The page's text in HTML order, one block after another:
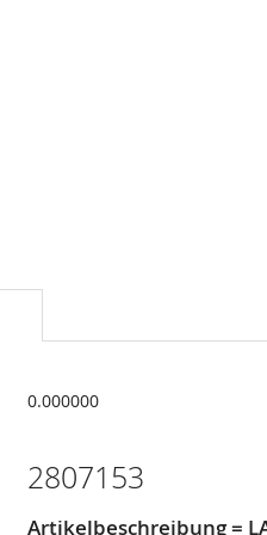
0.000000
2807153
Artikelbeschreibung =